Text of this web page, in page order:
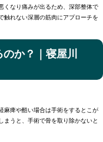
くなり痛みが出るため、深部整体で
触れない深層の筋肉にアプローチを
か？｜寝屋川
麻痺や酷い場合は手術をするとこが
まうと、手術で骨を取り除かないと